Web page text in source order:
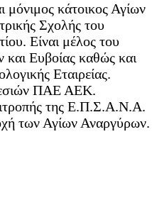
μόνιμος κάτοικος Αγίων
Σχολής του
Είναι μέλος του
Ευβοίας καθώς και
Εταιρείας.
ΠΑΕ ΑΕΚ.
της Ε.Π.Σ.Α.Ν.Α.
των Αγίων Αναργύρων.